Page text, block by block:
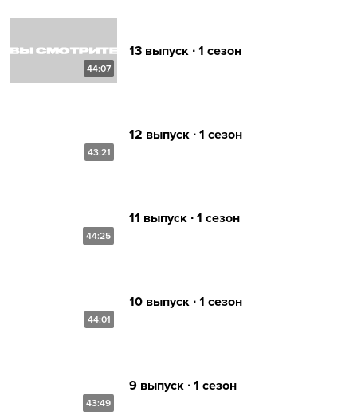
44:07
13 выпуск ∙ 1 сезон
43:21
12 выпуск ∙ 1 сезон
44:25
11 выпуск ∙ 1 сезон
44:01
10 выпуск ∙ 1 сезон
43:49
9 выпуск ∙ 1 сезон